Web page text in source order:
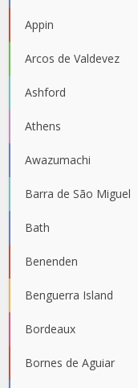
Appin
Arcos de Valdevez
Ashford
Athens
Awazumachi
Barra de São Miguel
Bath
Benenden
Benguerra Island
Bordeaux
Bornes de Aguiar